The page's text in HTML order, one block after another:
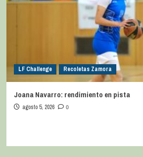
LF Challenge Recoletas Zamora
Joana Navarro: rendimiento en pista
agosto 5, 2026 0